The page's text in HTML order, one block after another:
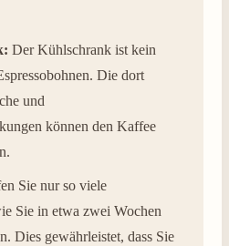
Der Kühlschrank ist kein
Die dort
und
können den Kaffee
Sie nur so viele
Sie in etwa zwei Wochen
Dies gewährleistet, dass Sie